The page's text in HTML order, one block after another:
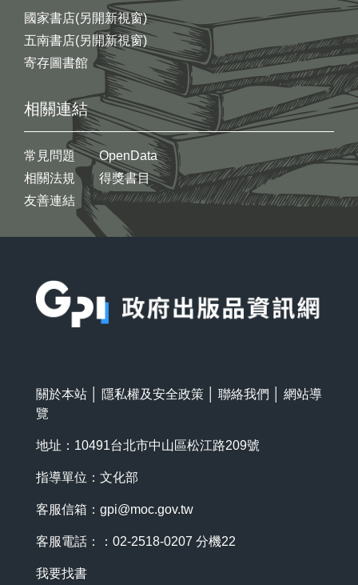
國家書店(另開新視窗)
五南書店(另開新視窗)
寄存圖書館
相關連結
常見問題
相關法規
友善連結
OpenData
得獎書目
關於本站 隱私權及安全政策 聯絡我們
網站導
覽
地址：10491台北市中山區松江路209號
指導單位：文化部
客服信箱： gpi@moc.gov.tw
客服電話：：02-2518-0207 分機22
我要找書